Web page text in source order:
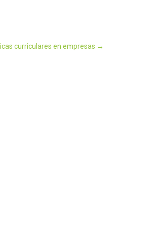
curriculares en empresas →